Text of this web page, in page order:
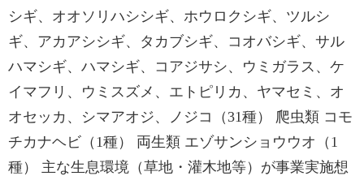
シギ、オオソリハシシギ、ホウロクシギ、ツルシ
ギ、アカアシシギ、タカブシギ、コオバシギ、サル
ハマシギ、ハマシギ、コアジサシ、ウミガラス、ケ
イマフリ、ウミスズメ、エトピリカ、ヤマセミ、オ
オセッカ、シマアオジ、ノジコ（31種） 爬虫類 コモ
チカナヘビ（1種） 両生類 エゾサンショウウオ（1
種） 主な生息環境（草地・灌木地等）が事業実施想